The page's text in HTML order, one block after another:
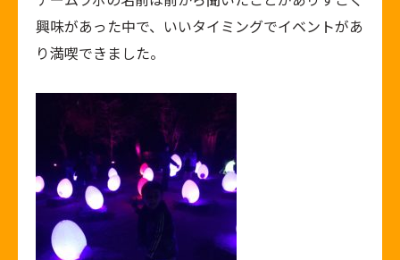
興味があった中で、いいタイミングでイベントがあ
り満喫できました。